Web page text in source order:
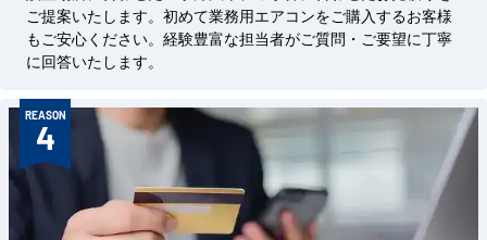
ご提案いたします。初めて業務用エアコンをご購入するお客様
もご安心ください。経験豊富な担当者がご質問・ご要望に丁寧
に回答いたします。
REASON
4